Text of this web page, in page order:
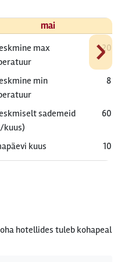
›
mai
max
20
min
8
sademeid
kuus)
60
kuus 10
hotellides tuleb kohapeal